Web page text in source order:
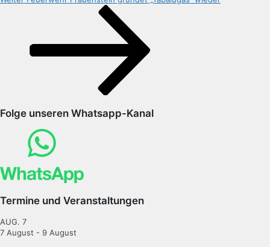
Folge unseren Whatsapp-Kanal
Termine und Veranstaltungen
AUG. 7
7 August - 9 August